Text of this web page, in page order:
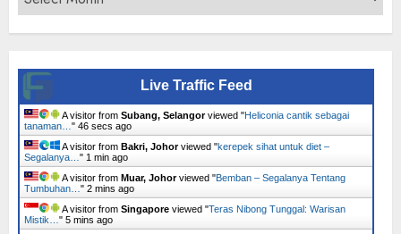
Live Traffic Feed
A visitor from Subang, Selangorviewed "Heliconia cantik sebagai
tanaman… " 47 secs ago
A visitor from Bakri, Johorviewed "kerepek sihat untuk diet –
Segalanya… " 1 min ago
A visitor from Muar, Johorviewed "Bemban – Segalanya Tentang
Tumbuhan… " 2 mins ago
A visitor from Singapore viewed "Teras Nibong Tunggal: Warisan
Mistik… " 5 mins ago